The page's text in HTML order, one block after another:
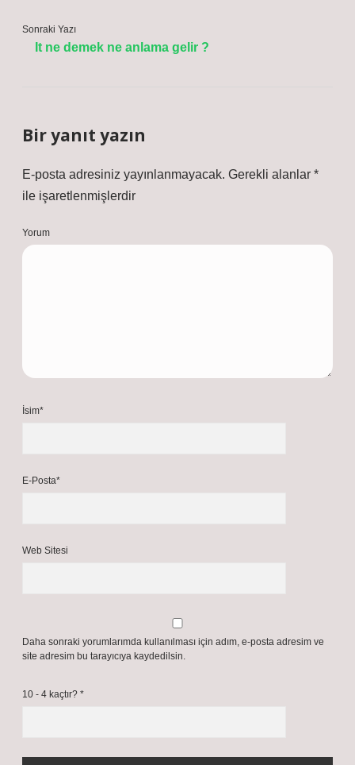
Sonraki Yazı
It ne demek ne anlama gelir ?
Bir yanıt yazın
E-posta adresiniz yayınlanmayacak. Gerekli alanlar *
ile işaretlenmişlerdir
Yorum
İsim*
E-Posta*
Web Sitesi
Daha sonraki yorumlarımda kullanılması için adım, e-posta adresim ve
site adresim bu tarayıcıya kaydedilsin.
10 - 4 kaçtır? *